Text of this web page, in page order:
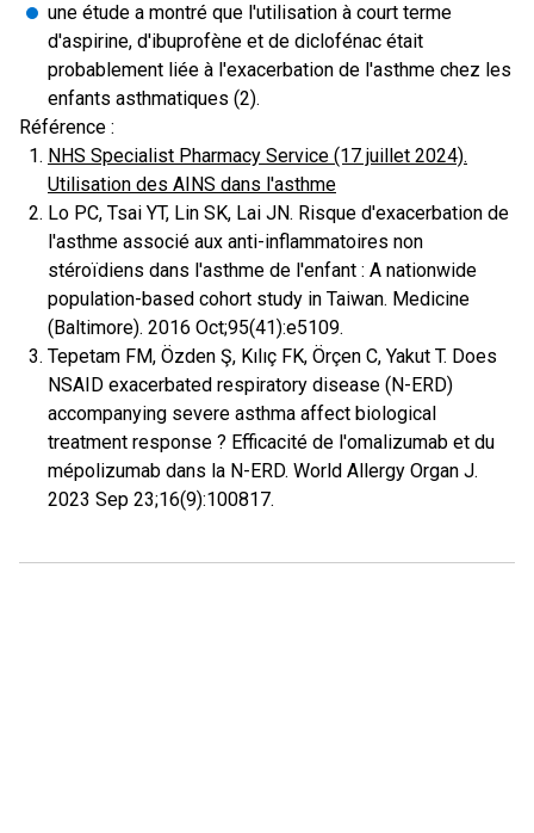
une étude a montré que l'utilisation à court terme
d'aspirine, d'ibuprofène et de diclofénac était
probablement liée à l'exacerbation de l'asthme chez les
enfants asthmatiques (2).
Référence :
NHS Specialist Pharmacy Service (17 juillet 2024).
Utilisation des AINS dans l'asthme
Lo PC, Tsai YT, Lin SK, Lai JN. Risque d'exacerbation de
l'asthme associé aux anti-inflammatoires non
stéroïdiens dans l'asthme de l'enfant : A nationwide
population-based cohort study in Taiwan. Medicine
(Baltimore). 2016 Oct;95(41):e5109.
Tepetam FM, Özden Ş, Kılıç FK, Örçen C, Yakut T. Does
NSAID exacerbated respiratory disease (N-ERD)
accompanying severe asthma affect biological
treatment response ? Efficacité de l'omalizumab et du
mépolizumab dans la N-ERD. World Allergy Organ J.
2023 Sep 23;16(9):100817.